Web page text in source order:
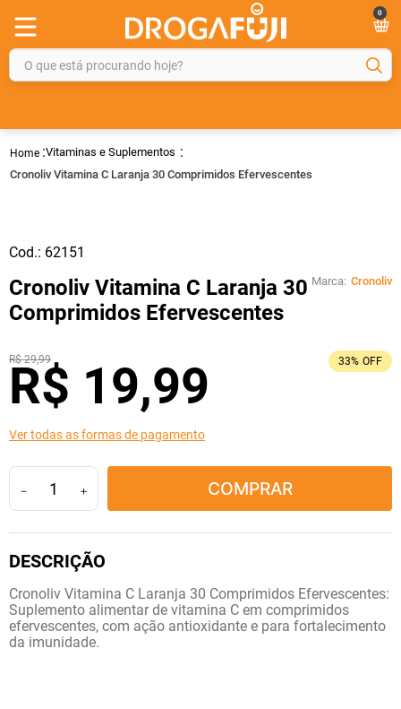
0
O que está procurando hoje?
Vitaminas e Suplementos
Cronoliv Vitamina C Laranja 30 Comprimidos Efervescentes
Cod.: 62151
Cronoliv Vitamina C Laranja 30
Comprimidos Efervescentes
Marca: Cronoliv
R$ 29,99
R$ 19,99 33% OFF
Ver todas as formas de pagamento
＋
－ COMPRAR
Cronoliv Vitamina C Laranja 30 Comprimidos Efervescentes:
Suplemento alimentar de vitamina C em comprimidos
efervescentes, com ação antioxidante e para fortalecimento
da imunidade.
2º
gelmax
5º
protetor solar
6º
shampoo
7º
dipirona
8º
tadalafila
º
lola